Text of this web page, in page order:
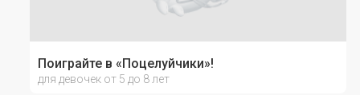
Поиграйте в «Поцелуйчики»!
для девочек от 5 до 8 лет